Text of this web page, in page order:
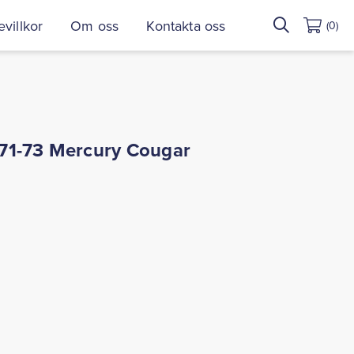
Om oss Kontakta oss
Sök
efter:
(0)
73 Mercury Cougar